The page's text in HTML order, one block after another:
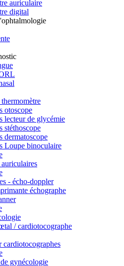
auriculaire
digital
otoscope
lecteur de glycémie
stéthoscope
dermatoscope
Loupe binoculaire
- écho-doppler
échographe
/ cardiotocographe
cardiotocographes
gynécologie